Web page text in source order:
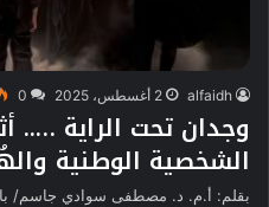
alfaidh 2 أغسطس، 2025 0
وجدان تحت الراية …..
الشخصية الوطنية
بقلم: أ.م. د. مصطفى سوادي جاسم/